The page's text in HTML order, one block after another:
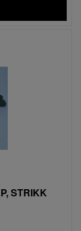
STRIKK